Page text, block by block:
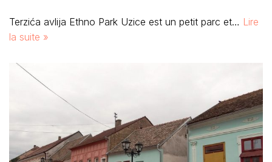
Terzića avlija Ethno Park Uzice est un petit parc et… Lire
la suite »